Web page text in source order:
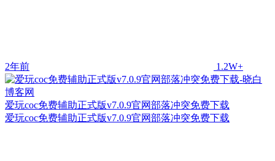
2年前 1.2W+
爱玩coc免费辅助正式版v7.0.9官网部落冲突免费下载
爱玩coc免费辅助正式版v7.0.9官网部落冲突免费下载